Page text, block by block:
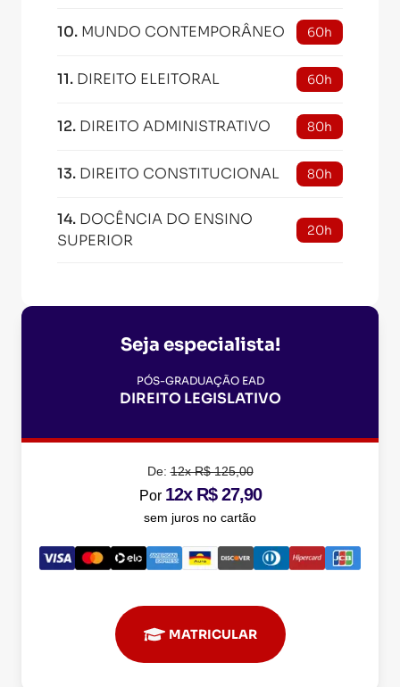
10. MUNDO CONTEMPORÂNEO 60h
11. DIREITO ELEITORAL 60h
12. DIREITO ADMINISTRATIVO 80h
13. DIREITO CONSTITUCIONAL 80h
14. DOCÊNCIA DO ENSINO
SUPERIOR
20h
Seja especialista!
PÓS-GRADUAÇÃO EAD
DIREITO LEGISLATIVO
De:12x R$ 125,00
Por 12x R$ 27,90
sem juros no cartão
MATRICULAR